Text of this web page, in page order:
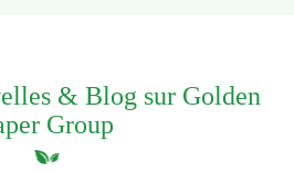
& Blog sur Golden
Group